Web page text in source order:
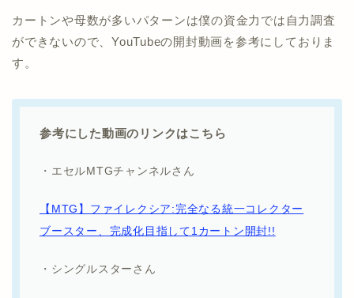
カートンや母数が多いパターンは僕の資金力では自力調査
ができないので、YouTubeの開封動画を参考にしておりま
す。
参考にした動画のリンクはこちら
・エセルMTGチャンネルさん
【MTG】ファイレクシア:完全なる統一コレクター
ブースター、完成化目指して1カートン開封!!
・シングルスターさん